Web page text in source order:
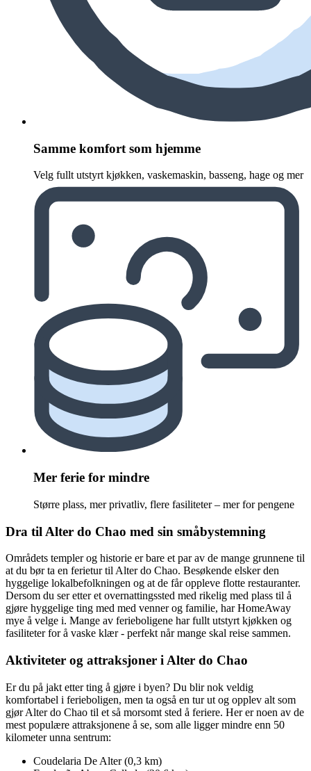
Samme komfort som hjemme
Velg fullt utstyrt kjøkken, vaskemaskin, basseng, hage og mer
Mer ferie for mindre
Større plass, mer privatliv, flere fasiliteter – mer for pengene
Dra til Alter do Chao med sin småbystemning
Områdets templer og historie er bare et par av de mange grunnene til
at du bør ta en ferietur til Alter do Chao. Besøkende elsker den
hyggelige lokalbefolkningen og at de får oppleve flotte restauranter.
Dersom du ser etter et overnattingssted med rikelig med plass til å
gjøre hyggelige ting med med venner og familie, har HomeAway
mye å velge i. Mange av ferieboligene har fullt utstyrt kjøkken og
fasiliteter for å vaske klær - perfekt når mange skal reise sammen.
Aktiviteter og attraksjoner i Alter do Chao
Er du på jakt etter ting å gjøre i byen? Du blir nok veldig
komfortabel i ferieboligen, men ta også en tur ut og opplev alt som
gjør Alter do Chao til et så morsomt sted å feriere. Her er noen av de
mest populære attraksjonene å se, som alle ligger mindre enn 50
kilometer unna sentrum:
Coudelaria De Alter (0,3 km)